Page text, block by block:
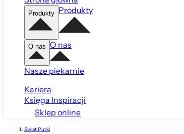
Produkty Produkty
O nas O nas
Nasze piekarnie
Kariera
Księga Inspiracji
Sklep online
Świat Putki